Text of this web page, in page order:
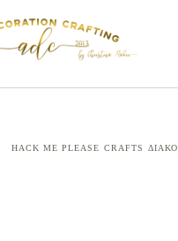
HACK ME PLEASE CRAFTS